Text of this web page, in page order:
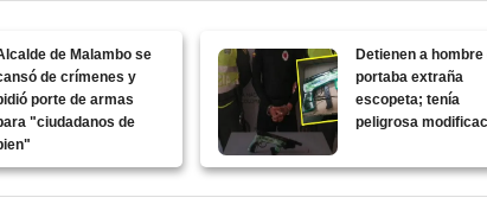
de Malambo se
de crímenes y
porte de armas
"ciudadanos de
Detienen a hombre
portaba extraña
escopeta; tenía
peligrosa